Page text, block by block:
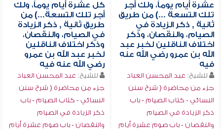
عشرة أيام يوماً، ولك أجر
تلك التسعة ...) من طريق
ثانية , ذكر الزيادة في
الصيام، والنقصان، وذكر
اختلاف الناقلين لخبر عبد
الله بن عمرو رضي الله عنه
فيه
للشيخ: عبد المحسن العباد
جزء من محاضرة ( شرح سنن
النسائي - كتاب الصيام - باب
ذكر الزيادة في الصيام
والنقصان - باب صوم عشرة أيام
كل عشرة أيام يوماً، ولك
أجر تلك التسعة...) من
طريق ثانية , ذكر الزيادة
في الصيام، والنقصان،
وذكر اختلاف الناقلين
لخبر عبد الله بن عمرو
رضي الله عنه فيه
للشيخ: عبد المحسن العباد
جزء من محاضرة ( شرح سنن
النسائي - كتاب الصيام - باب
ذكر الزيادة في الصيام
والنقصان - باب صوم عشرة أيام